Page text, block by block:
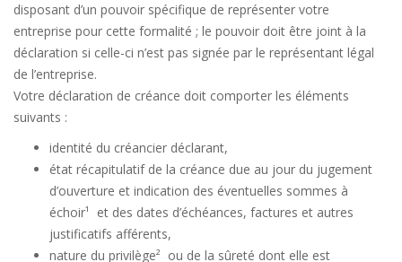
disposant d’un pouvoir spécifique de représenter votre
entreprise pour cette formalité ; le pouvoir doit être joint à la
déclaration si celle-ci n’est pas signée par le représentant légal
de l’entreprise.
Votre déclaration de créance doit comporter les éléments
suivants :
identité du créancier déclarant,
état récapitulatif de la créance due au jour du jugement
d’ouverture et indication des éventuelles sommes à
échoir¹ et des dates d’échéances, factures et autres
justificatifs afférents,
nature du privilège² ou de la sûreté dont elle est